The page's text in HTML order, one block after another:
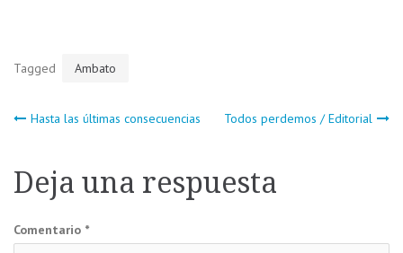
Tagged Ambato
Navegación
de
entradas
Hasta las últimas consecuencias Todos perdemos / Editorial
Deja una respuesta
Comentario *